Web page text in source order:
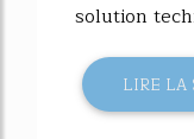
solution
LIRE LA